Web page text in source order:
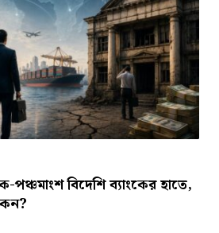
পঞ্চমাংশ বিদেশি ব্যাংকের হাতে,